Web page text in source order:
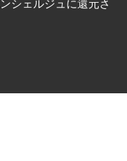
シェルジュに還元さ